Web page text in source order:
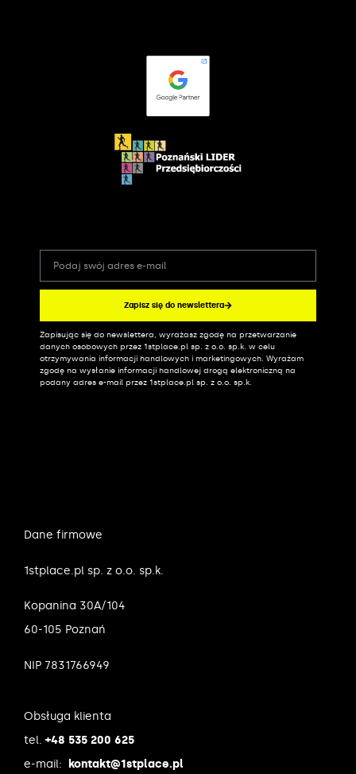
Zapisz się do newslettera
Alternative:
Zapisując się do newslettera, wyrażasz zgodę na przetwarzanie
danych osobowych przez 1stplace.pl sp. z o.o. sp.k. w celu
otrzymywania informacji handlowych i marketingowych. Wyrażam
zgodę na wysłanie informacji handlowej drogą elektroniczną na
podany adres e-mail przez 1stplace.pl sp. z o.o. sp.k.
Dane firmowe
1stplace.pl sp. z o.o. sp.k.
Kopanina 30A/104
60-105 Poznań
NIP 7831766949
Obsługa klienta
tel. +48 535 200 625
e-mail:
kontakt@1stplace.pl